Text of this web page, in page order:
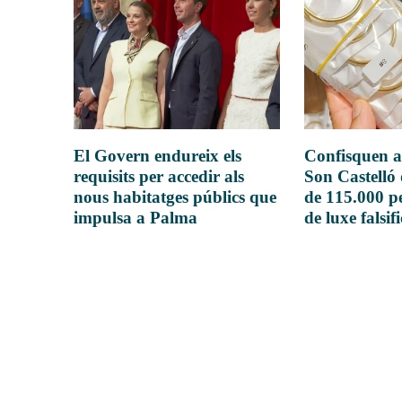
El Govern endureix els
requisits per accedir als
nous habitatges públics que
impulsa a Palma
Confisquen
Son Castelló
de 115.000
de luxe